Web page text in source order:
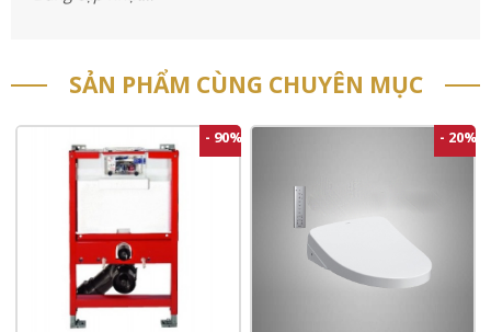
SẢN PHẨM CÙNG CHUYÊN MỤC
- 90% - 20%